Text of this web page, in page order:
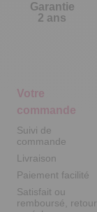
Garantie
2 ans
Votre
commande
Suivi de
commande
Livraison
Paiement facilité
Satisfait ou
remboursé, retour